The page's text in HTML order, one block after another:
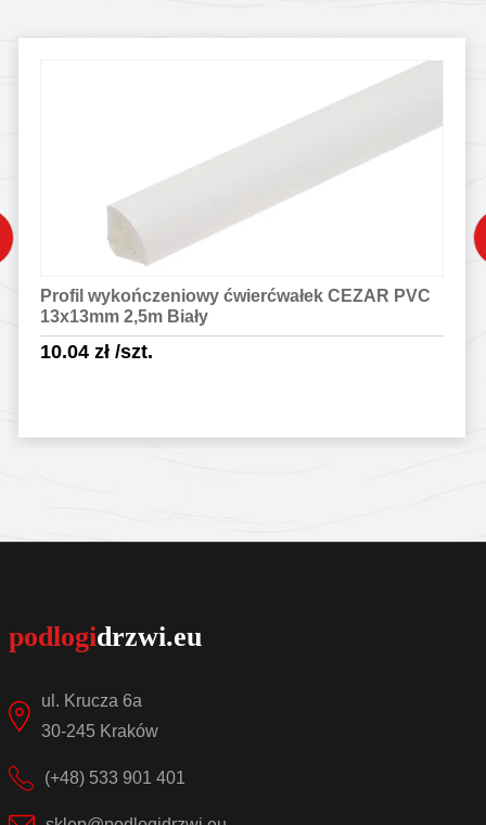
Profil wykończeniowy ćwierćwałek CEZAR PVC
13x13mm 2,5m Biały
10.04 zł/szt.
ul. Krucza 6a
30-245 Kraków
(+48) 533 901 401